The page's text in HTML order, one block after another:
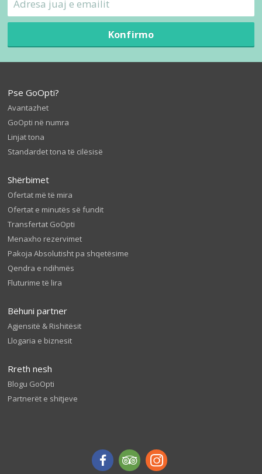
Konfirmo
Pse GoOpti?
Avantazhet
GoOpti në numra
Linjat tona
Standardet tona të cilësisë
Shërbimet
Ofertat më të mira
Ofertat e minutës së fundit
Transfertat GoOpti
Menaxho rezervimet
Pakoja Absolutisht pa shqetësime
Qendra e ndihmës
Fluturime të lira
Bëhuni partner
Agjensitë & Rishitësit
Llogaria e biznesit
Rreth nesh
Blogu GoOpti
Partnerët e shitjeve